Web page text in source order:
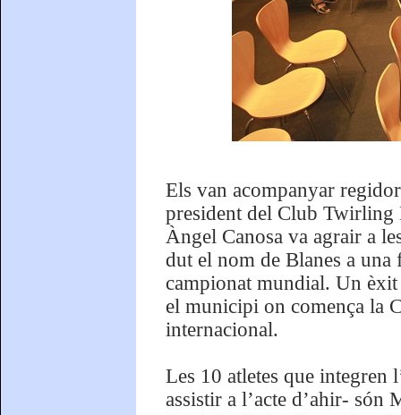
Els van acompanyar
president del Club Twirling
Àngel Canosa va agrair a
dut el nom de Blanes a
campionat mundial. Un èxit
el municipi on comença la
internacional.
Les 10 atletes que integren
assistir a l’acte d’ahir-